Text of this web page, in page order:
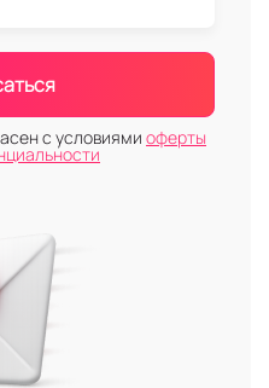
с условиями оферты